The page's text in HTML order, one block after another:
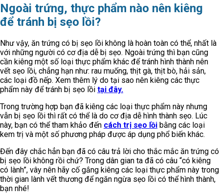
Ngoài trứng, thực phẩm nào nên kiêng
để tránh bị sẹo lồi?
Như vậy, ăn trứng có bị sẹo lồi không là hoàn toàn có thể, nhất là
với những người có cơ địa dễ bị sẹo. Ngoài trứng thì bạn cũng
cần kiêng một số loại thực phẩm khác để tránh hình thành nên
vết sẹo lồi, chẳng hạn như: rau muống, thịt gà, thịt bò, hải sản,
các loại đồ nếp. Xem thêm lý do tại sao nên kiêng các thực
phẩm này để tránh bị sẹo lồi tại đây.
Trong trường hợp bạn đã kiêng các loại thực phẩm này nhưng
vẫn bị sẹo lồi thì rất có thể là do cơ địa dễ hình thành sẹo. Lúc
này, bạn có thể tham khảo đến cách trị sẹo lồi bằng các loại
kem trị và một số phương pháp được áp dụng phổ biến khác.
Đến đây chắc hẳn bạn đã có câu trả lời cho thắc mắc ăn trứng có
bị sẹo lồi không rồi chứ? Trong dân gian ta đã có câu “có kiêng
có lành”, vây nên hãy cố gắng kiêng các loại thực phẩm này trong
thời gian lành vết thương để ngăn ngừa sẹo lồi có thể hình thành,
bạn nhé!